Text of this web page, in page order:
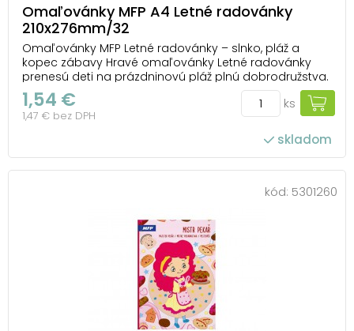
Omaľovánky MFP A4 Letné radovánky
210x276mm/32
Omaľovánky MFP Letné radovánky – slnko, pláž a
kopec zábavy Hravé omaľovánky Letné radovánky
prenesú deti na prázdninovú pláž plnú dobrodružstva.
Vo vnútri nájdu obrázky s kúpaním, hrami pri mori aj
veselé letné motívy, ktoré si môžu vyfarbiť podľa
vlastnej fantázie. Vyfarbovanie podporuje ...
1,54 €
1,47 € bez DPH
ks
skladom
kód: 5301260